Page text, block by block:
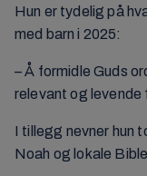
Hun er tydelig på
med barn i 2025:
– Å formidle Guds
relevant og levende
I tillegg nevner hun
Noah og lokale